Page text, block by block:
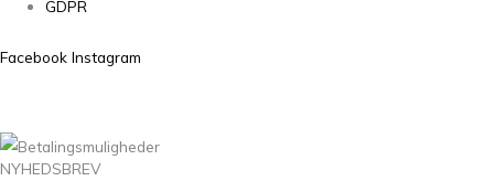
GDPR
Facebook Instagram
NYHEDSBREV